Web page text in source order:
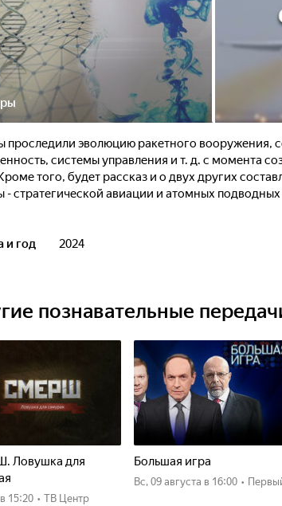
проследили эволюцию ракетного вооружения,
системы управления и т. д. с момента
того, будет рассказ и о двух других
- стратегической авиации и атомных
и год 2024
познавательные
Ловушка для
в 15:20 • ТВ Центр
Большая игра
вс, 09 августа в 16:00 •